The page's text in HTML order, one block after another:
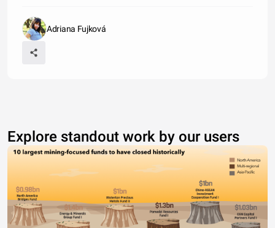
Adriana Fujková
Explore standout work by our users